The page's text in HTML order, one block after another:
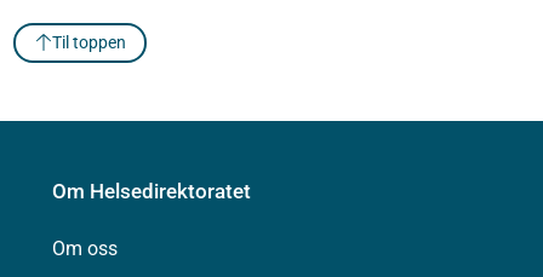
Til toppen
Om Helsedirektoratet
Om oss